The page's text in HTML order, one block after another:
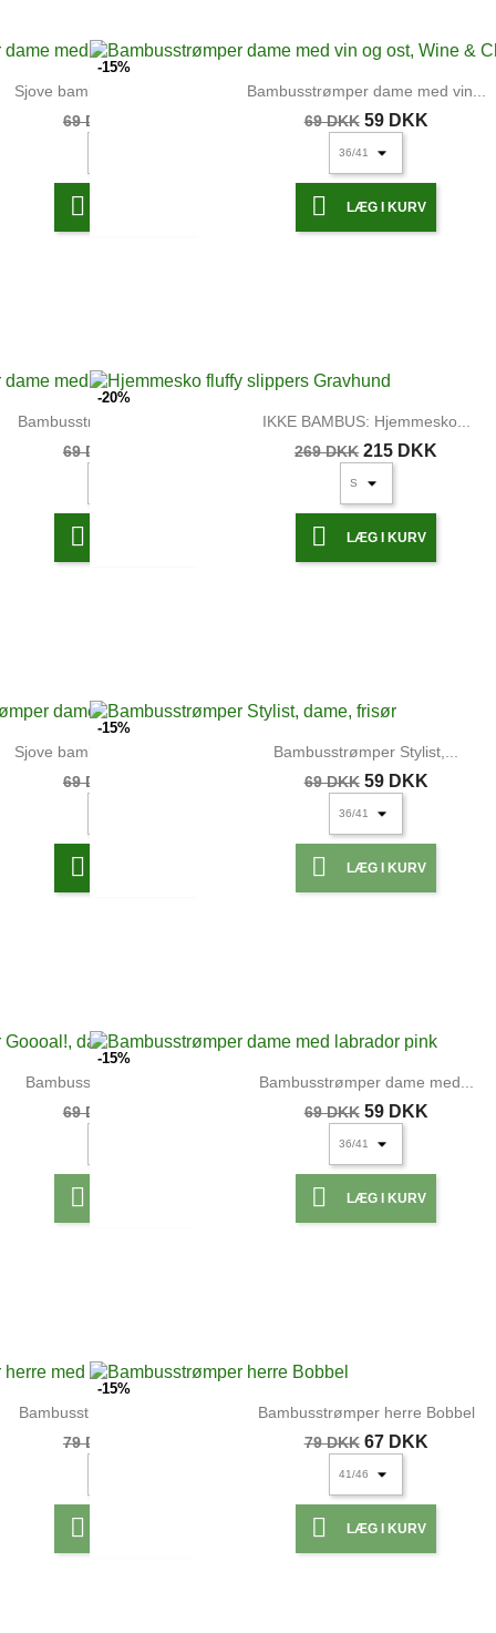
Sjove bambusstrømper dame...
69 DKK

Bambusstrømper dame med vin...
69 DKK 59 DKK
 LÆG I KURV
-15%
Bambusstrømper dame med...
69 DKK

IKKE BAMBUS: Hjemmesko...
269 DKK 215 DKK
 LÆG I KURV
-20%
Sjove bambusstrømper dame...
69 DKK

Bambusstrømper Stylist,...
69 DKK 59 DKK
 LÆG I KURV
-15%
Bambusstrømper Goooal!,...
69 DKK

Bambusstrømper dame med...
69 DKK 59 DKK
 LÆG I KURV
-15%
Bambusstrømper herre med...
79 DKK

Bambusstrømper herre Bobbel
79 DKK 67 DKK
 LÆG I KURV
-15%